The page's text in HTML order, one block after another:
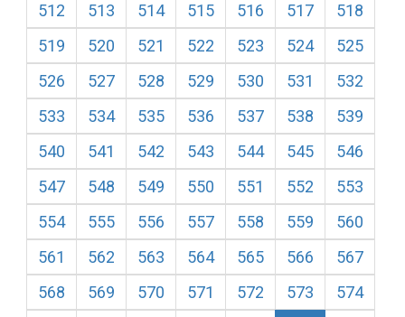
512
513 514 515 516 517
518
519
520 521 522 523 524
525
526
527 528 529 530 531
532
533
534 535 536 537 538
539
540
541 542 543 544 545
546
547
548 549 550 551 552
553
554
555 556 557 558 559
560
561
562 563 564 565 566
567
568
569 570 571 572 573
574